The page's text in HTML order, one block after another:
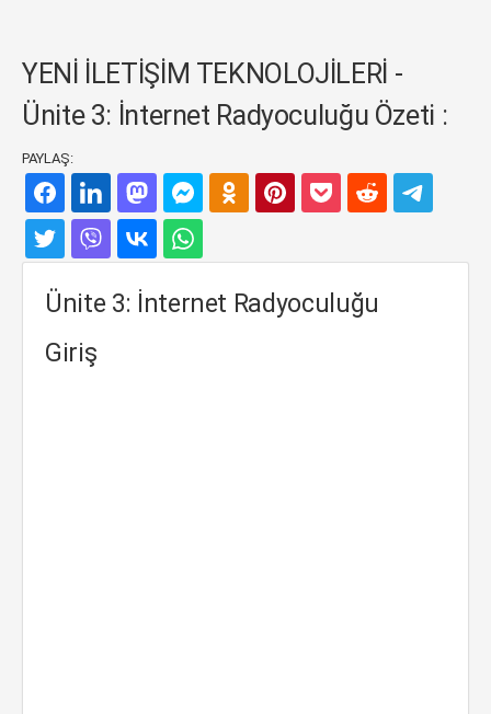
YENİ İLETİŞİM TEKNOLOJİLERİ -
Ünite 3: İnternet Radyoculuğu Özeti :
PAYLAŞ:
Ünite 3: İnternet Radyoculuğu
Giriş